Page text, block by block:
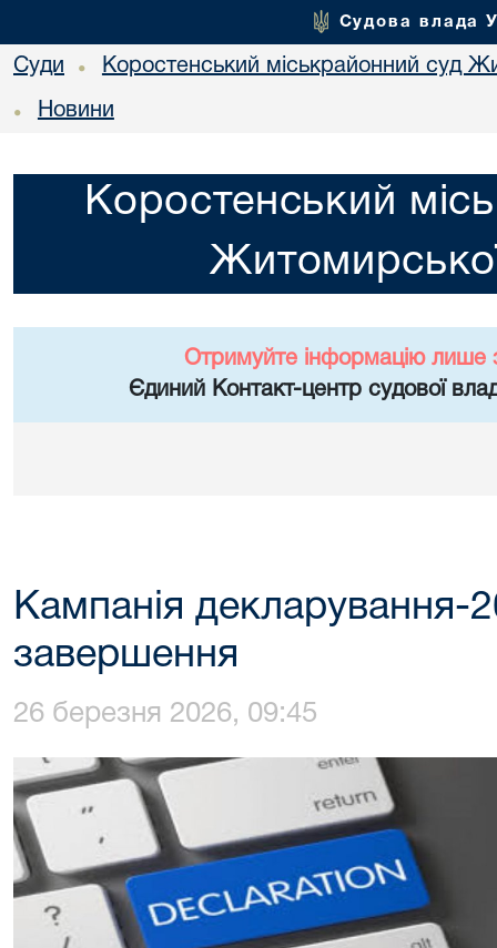
Судова влада
Суди • Коростенський міськрайонний суд
• Новини
Коростенський
Отримуйте інформацію лише
Єдиний Контакт-центр судової
Кампанія декларування-
завершення
26 березня 2026, 09:45